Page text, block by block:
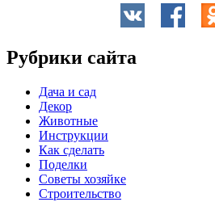
Рубрики сайта
Дача и сад
Декор
Животные
Инструкции
Как сделать
Поделки
Советы хозяйке
Строительство